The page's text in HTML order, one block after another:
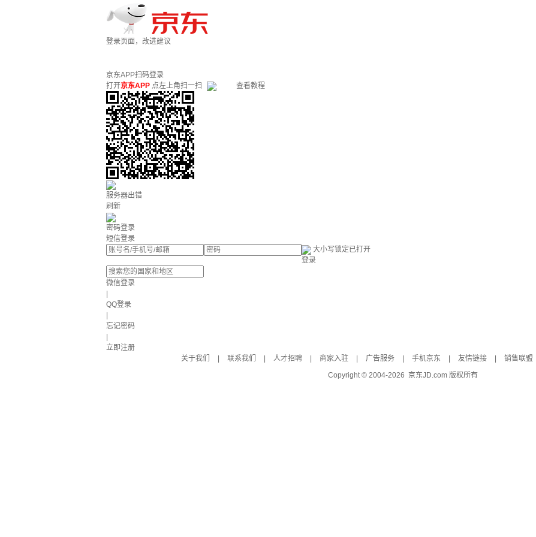
登录页面，改进建议
京东APP扫码登录
打开京东APP 点左上角扫一扫 查看教程
服务器出错
刷新
密码登录
短信登录
大小写锁定已打开
登录
微信登录
QQ登录
忘记密码
立即注册
关于我们
联系我们 人才招聘 商家入驻 广告服务 手机京东 友情链接 销售联盟
Copyright © 2004-2026 京东JD.com 版权所有